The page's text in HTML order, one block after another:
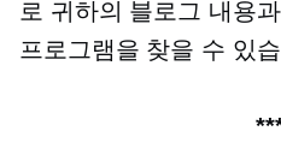
로 귀하의 블로그 내용
프로그램을 찾을 수 있